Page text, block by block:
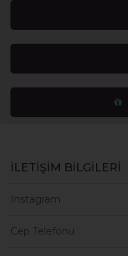
İLETİŞİM BİLGİLERİ
Instagram
Cep Telefonu